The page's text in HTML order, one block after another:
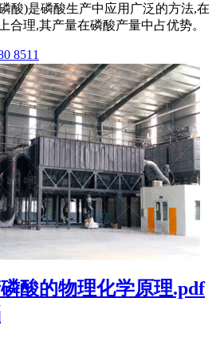
酸)是磷酸生产中应用广泛的方法,在
合理,其产量在磷酸产量中占优势。
8511
酸的物理化学原理.pdf